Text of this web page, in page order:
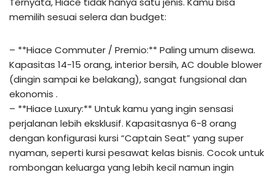
memilih sesuai selera dan budget:
– **Hiace Commuter / Premio:** Paling umum disewa.
Kapasitas 14-15 orang, interior bersih, AC double blower
(dingin sampai ke belakang), sangat fungsional dan
ekonomis .
– **Hiace Luxury:** Untuk kamu yang ingin sensasi
perjalanan lebih eksklusif. Kapasitasnya 6-8 orang
dengan konfigurasi kursi “Captain Seat” yang super
nyaman, seperti kursi pesawat kelas bisnis. Cocok untuk
rombongan keluarga yang lebih kecil namun ingin